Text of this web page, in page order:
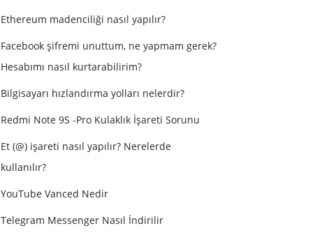
Ethereum madenciliği nasıl yapılır?
Facebook şifremi unuttum, ne yapmam gerek?
Hesabımı nasıl kurtarabilirim?
Bilgisayarı hızlandırma yolları nelerdir?
Redmi Note 9S -Pro Kulaklık İşareti Sorunu
Et (@) işareti nasıl yapılır? Nerelerde
kullanılır?
YouTube Vanced Nedir
Telegram Messenger Nasıl İndirilir